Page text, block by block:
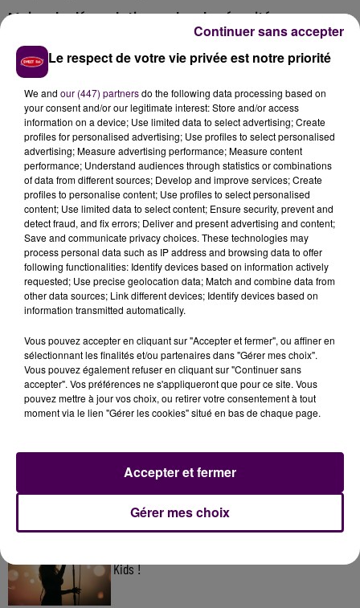
Moins de dégradations, plus de sécurité
Les bénéfices attendus de cet ouvrage sont multiples :
"Pollution visuelle, nuisances sonores, camions
dangereux, encombrement et dégradation du
patrimoine vont laisser place à la tranquillité et au
retour d’une meilleure atmosphère"assure le
parlementaire, persuadé que la déviation future"va
permettre une meilleure fluidité des transports tout
en faisant disparaître les poids-lourds en centre-
bourg de Bellême et de Saint-Martin-du-Vieux-
Bellême".
À LA UNE
31 juillet 2026
Gagnez vos entrées à Terra Botanica !
11 juillet 2026
Kids !
Le respect de votre vie privée est notre priorité
We and our (447) partnersdo the following data processing based on
your consent and/or our legitimate interest: Store and/or access
information on a device; Use limited data to select advertising; Create
profiles for personalised advertising; Use profiles to select personalised
advertising; Measure advertising performance; Measure content
performance; Understand audiences through statistics or combinations
of data from different sources; Develop and improve services; Create
profiles to personalise content; Use profiles to select personalised
content; Use limited data to select content; Ensure security, prevent and
detect fraud, and fix errors; Deliver and present advertising and content;
Save and communicate privacy choices. These technologies may
process personal data such as IP address and browsing data to offer
following functionalities: Identify devices based on information actively
requested; Use precise geolocation data; Match and combine data from
other data sources; Link different devices; Identify devices based on
information transmitted automatically.
Vous pouvez accepter en cliquant sur "Accepter et fermer", ou affiner en
sélectionnant les finalités et/ou partenaires dans "Gérer mes choix".
Vous pouvez également refuser en cliquant sur "Continuer sans
accepter". Vos préférences ne s'appliqueront que pour ce site. Vous
pouvez mettre à jour vos choix, ou retirer votre consentement à tout
moment via le lien "Gérer les cookies" situé en bas de chaque page.
Gérer mes choix
Accepter et fermer
Continuer sans accepter